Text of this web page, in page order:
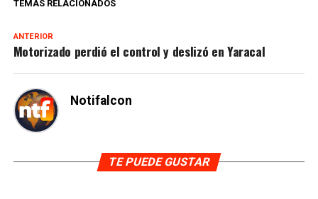
TEMAS RELACIONADOS
ANTERIOR
Motorizado perdió el control y deslizó en Yaracal
Notifalcon
TE PUEDE GUSTAR